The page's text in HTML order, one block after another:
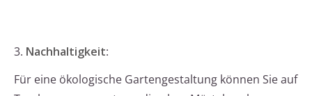
3. Nachhaltigkeit:
Für eine ökologische Gartengestaltung können Sie auf